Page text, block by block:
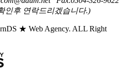
인후 연락드리겠습니다.)
★ Web Agency. ALL Right